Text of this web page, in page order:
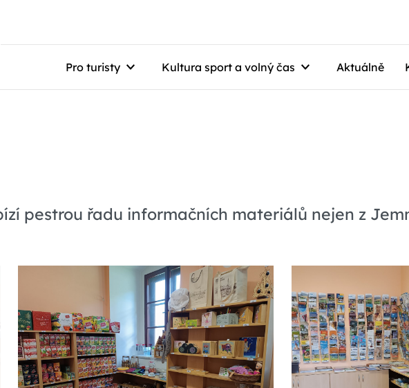
Pro turisty Kultura sport a volný čas Aktuálně
pestrou řadu informačních materiálů nejen z